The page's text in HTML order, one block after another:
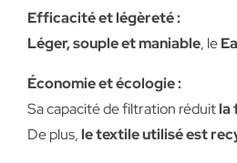
Efficacité et légèreté :
Léger, souple et maniable, le
Économie et écologie :
Sa capacité de filtration réduitla
De plus,le textile utilisé est